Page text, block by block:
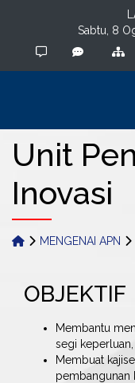
Sabtu, 8
Unit
Inovasi
MENGENAI APN
OBJEKTIF
Membantu
segi
Membuat
pembangunan